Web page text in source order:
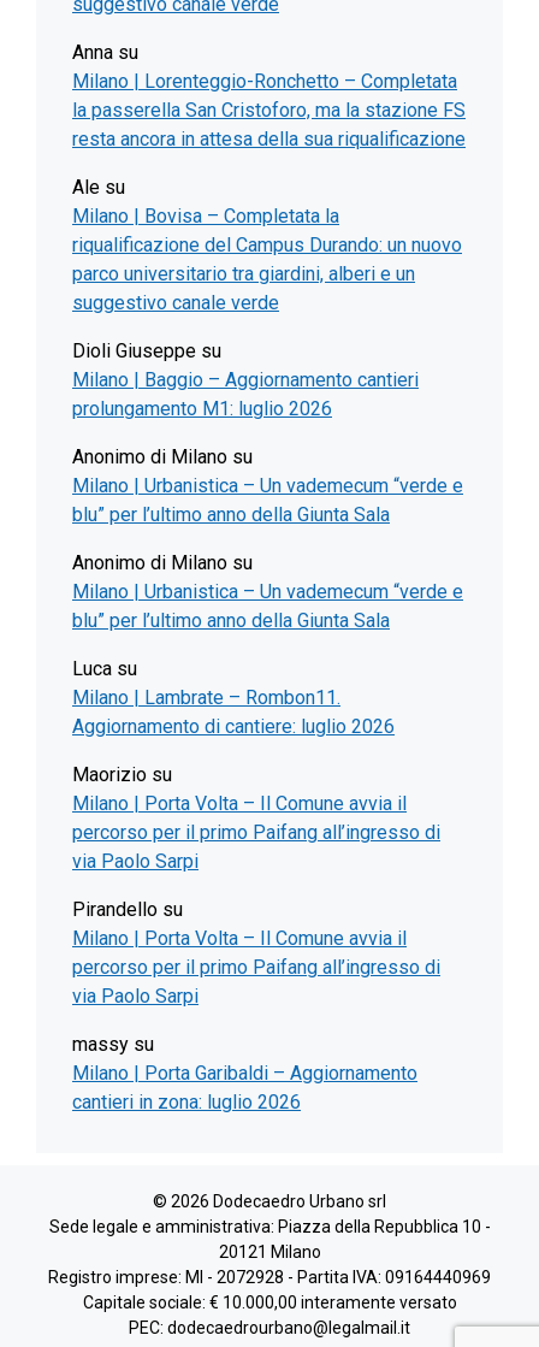
Anna su
Milano | Lorenteggio-Ronchetto – Completata
la passerella San Cristoforo, ma la stazione FS
resta ancora in attesa della sua riqualificazione
Ale su
Milano | Bovisa – Completata la
riqualificazione del Campus Durando: un nuovo
parco universitario tra giardini, alberi e un
suggestivo canale verde
Dioli Giuseppe su
Milano | Baggio – Aggiornamento cantieri
prolungamento M1: luglio 2026
Anonimo di Milano su
Milano | Urbanistica – Un vademecum “verde e
blu” per l’ultimo anno della Giunta Sala
Anonimo di Milano su
Milano | Urbanistica – Un vademecum “verde e
blu” per l’ultimo anno della Giunta Sala
Luca su
Milano | Lambrate – Rombon11.
Aggiornamento di cantiere: luglio 2026
Maorizio su
Milano | Porta Volta – Il Comune avvia il
percorso per il primo Paifang all’ingresso di
via Paolo Sarpi
Pirandello su
Milano | Porta Volta – Il Comune avvia il
percorso per il primo Paifang all’ingresso di
via Paolo Sarpi
massy su
Milano | Porta Garibaldi – Aggiornamento
cantieri in zona: luglio 2026
© 2026 Dodecaedro Urbano srl
Sede legale e amministrativa: Piazza della Repubblica 10 -
20121 Milano
Registro imprese: MI - 2072928 - Partita IVA: 09164440969
Capitale sociale: € 10.000,00 interamente versato
PEC: dodecaedrourbano@legalmail.it